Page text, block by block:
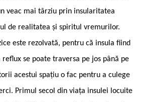
veac mai târziu prin insularitatea
de realitatea și spiritul vremurilor.
este rezolvată, pentru că insula fiind
se poate traversa pe jos până pe
acestui spațiu o fac pentru a culege
Primul secol din viața insulei locuite